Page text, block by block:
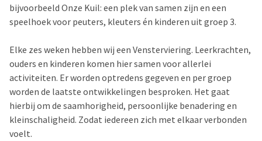
bijvoorbeeld Onze Kuil: een plek van samen zijn en een
speelhoek voor peuters, kleuters én kinderen uit groep 3.
Elke zes weken hebben wij een Vensterviering. Leerkrachten,
ouders en kinderen komen hier samen voor allerlei
activiteiten. Er worden optredens gegeven en per groep
worden de laatste ontwikkelingen besproken. Het gaat
hierbij om de saamhorigheid, persoonlijke benadering en
kleinschaligheid. Zodat iedereen zich met elkaar verbonden
voelt.